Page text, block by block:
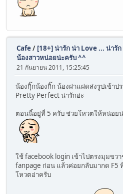
Cafe/ [18+] น่ารัก น่า Love ... น่ารั
น้องสาวหน่อยน่ะครับ ^^
21 กันยายน 2011, 15:25:45
น้องกุิ๊กน้องกิ๊ก น้องฝาแฝดส่งรูปเข้าป
Pretty Perfect น่ารักอ่ะ
ตอนนี้อยู่ที่ 5 ครับ ช่วยโหวตให้หน่อย
ใช้ facebook login เข้าไปตรงมุมขว
fanpage ก่อน แล้วค่อยกลับมากด F5
โหวตอ่าครับ